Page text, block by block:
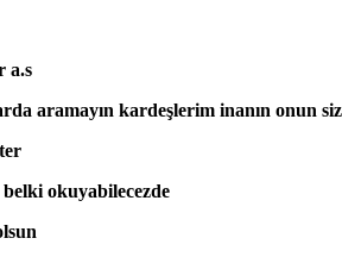
a.s
aramayın kardeşlerim inanın onun
okuyabilecezde